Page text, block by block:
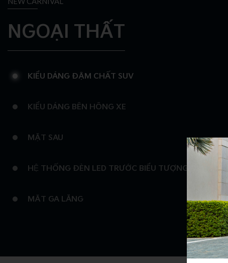
NGOẠI THẤT
KIỂU DÁNG ĐẬM CHẤT SUV
KIỂU DÁNG BÊN HÔNG XE
MẶT SAU
HỆ THỐNG ĐÈN LED TRƯỚC BIỂU TƯỢNG STAR-MAP
MẶT GA LĂNG